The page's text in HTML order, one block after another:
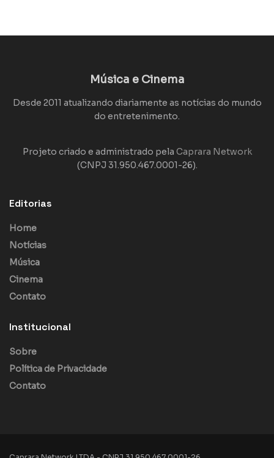
Música e Cinema
Desde 2011 atualizando diariamente as notícias do mundo
do entretenimento.
Projeto criado e administrado pela Caprara Network
(CNPJ 31.950.467.0001-26).
Editorias
Home
Notícias
Música
Cinema
Contato
Institucional
Sobre
Política de Privacidade
Contato